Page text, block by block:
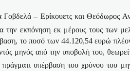
– Ερίκουετς και Θεόδωρος
την εκπόνηση εκ μέρους τους των
το ποσό των 44.120,54 ευρώ
μηνός από την υποβολή του,
υπέρβαση του χρόνου του